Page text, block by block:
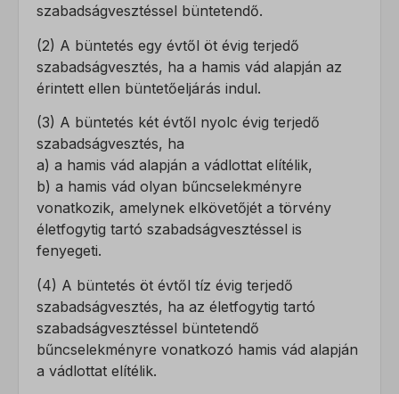
szabadságvesztéssel büntetendő.
(2) A büntetés egy évtől öt évig terjedő
szabadságvesztés, ha a hamis vád alapján az
érintett ellen büntetőeljárás indul.
(3) A büntetés két évtől nyolc évig terjedő
szabadságvesztés, ha
a) a hamis vád alapján a vádlottat elítélik,
b) a hamis vád olyan bűncselekményre
vonatkozik, amelynek elkövetőjét a törvény
életfogytig tartó szabadságvesztéssel is
fenyegeti.
(4) A büntetés öt évtől tíz évig terjedő
szabadságvesztés, ha az életfogytig tartó
szabadságvesztéssel büntetendő
bűncselekményre vonatkozó hamis vád alapján
a vádlottat elítélik.